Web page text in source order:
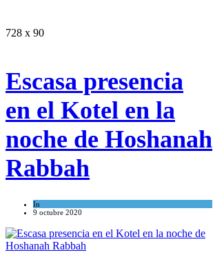
728 x 90
Escasa presencia
en el Kotel en la
noche de Hoshanah
Rabbah
In
9 octubre 2020